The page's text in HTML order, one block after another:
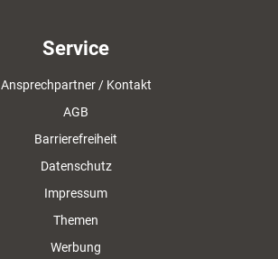
Service
Ansprechpartner / Kontakt
AGB
Barrierefreiheit
Datenschutz
Impressum
Themen
Werbung